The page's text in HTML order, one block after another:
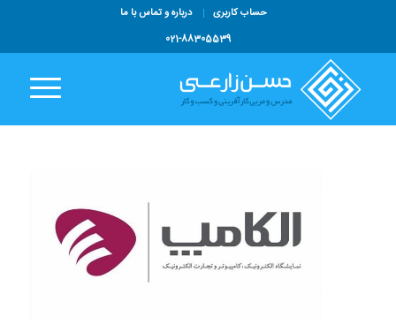
حساب کاربری
درباره و تماس با ما
021-88305539